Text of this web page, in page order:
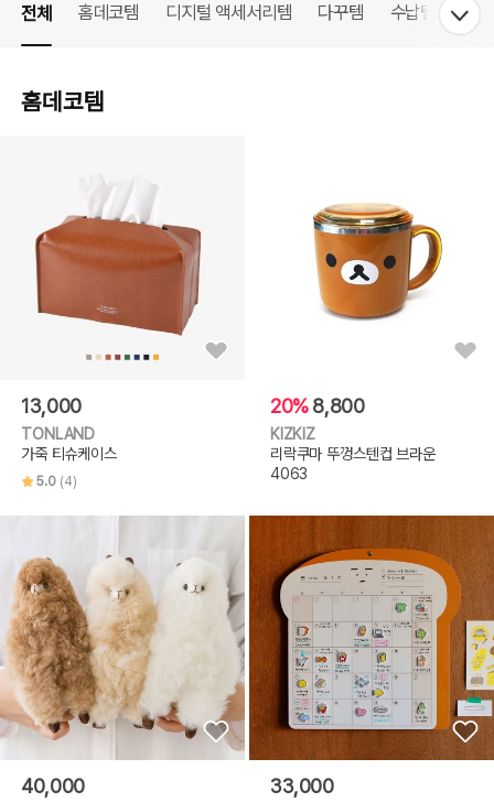
전체 홈데코템 디지털 액세서리템 다꾸템 수납템 패
홈데코템
13,000
TONLAND
가죽 티슈케이스
5.0 (4)
20%8,800
KIZKIZ
리락쿠마 뚜껑스텐컵 브라운
4063
40,000 33,000